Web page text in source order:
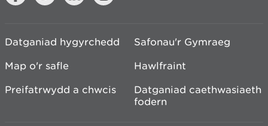
Datganiad hygyrchedd
Safonau'r Gymraeg
Map o'r safle
Hawlfraint
Preifatrwydd a chwcis
Datganiad caethwasiaeth
fodern